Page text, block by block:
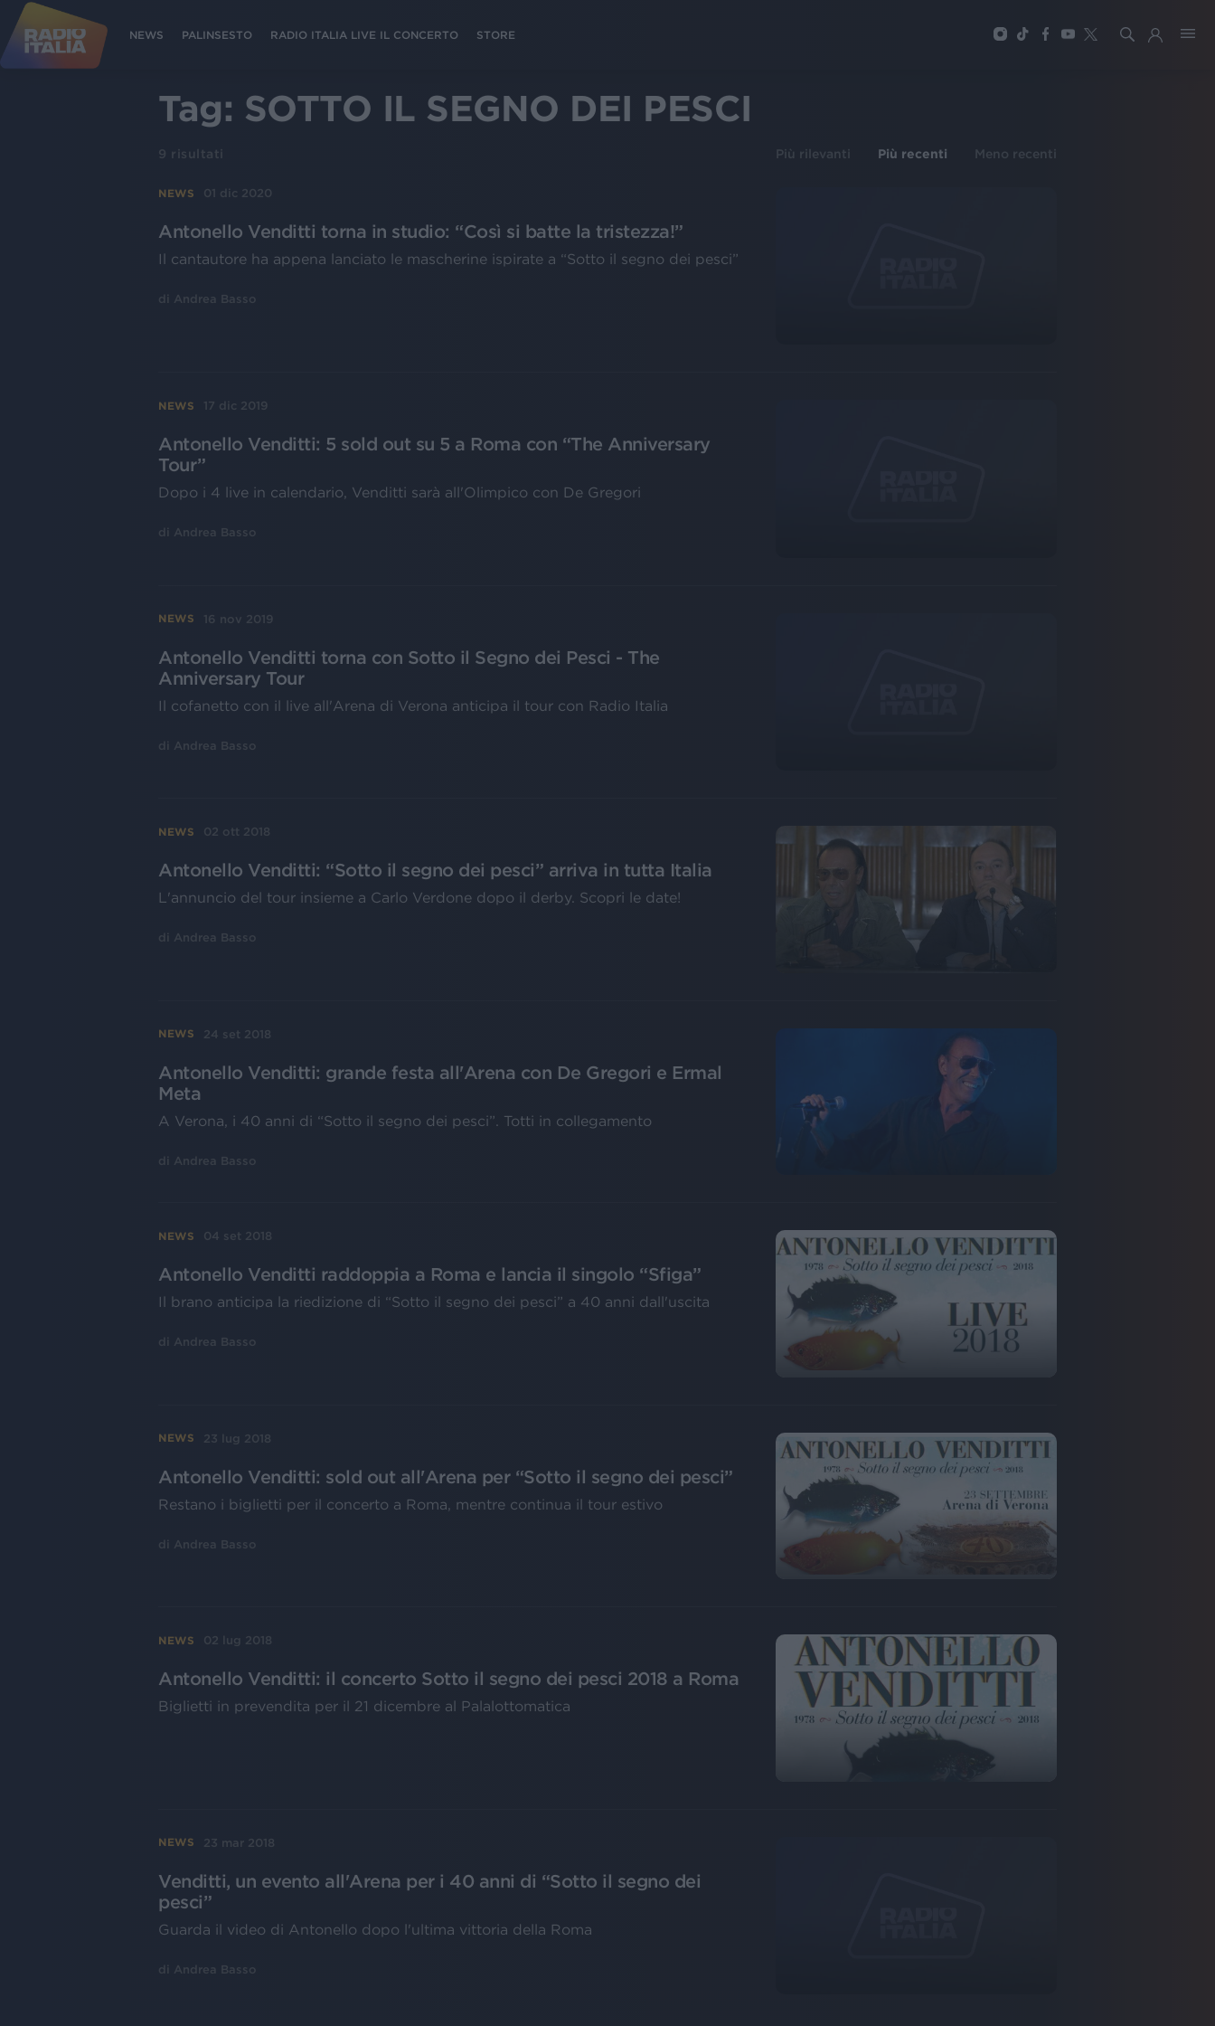
NEWS PALINSESTO RADIO ITALIA LIVE IL CONCERTO STORE
Tag: SOTTO IL SEGNO DEI PESCI
9 risultati Più rilevanti Più recenti Meno recenti
NEWS 01 dic 2020
Antonello Venditti torna in studio: “Così si batte la tristezza!”
Il cantautore ha appena lanciato le mascherine ispirate a “Sotto il segno dei pesci”
di Andrea Basso
NEWS 17 dic 2019
Antonello Venditti: 5 sold out su 5 a Roma con “The Anniversary
Tour”
Dopo i 4 live in calendario, Venditti sarà all'Olimpico con De Gregori
di Andrea Basso
NEWS 16 nov 2019
Antonello Venditti torna con Sotto il Segno dei Pesci - The
Anniversary Tour
Il cofanetto con il live all'Arena di Verona anticipa il tour con Radio Italia
di Andrea Basso
NEWS 02 ott 2018
Antonello Venditti: “Sotto il segno dei pesci” arriva in tutta Italia
L'annuncio del tour insieme a Carlo Verdone dopo il derby. Scopri le date!
di Andrea Basso
NEWS 24 set 2018
Antonello Venditti: grande festa all'Arena con De Gregori e Ermal
Meta
A Verona, i 40 anni di “Sotto il segno dei pesci”. Totti in collegamento
di Andrea Basso
NEWS 04 set 2018
Antonello Venditti raddoppia a Roma e lancia il singolo “Sfiga”
Il brano anticipa la riedizione di “Sotto il segno dei pesci” a 40 anni dall'uscita
di Andrea Basso
NEWS 23 lug 2018
Antonello Venditti: sold out all'Arena per “Sotto il segno dei pesci”
Restano i biglietti per il concerto a Roma, mentre continua il tour estivo
di Andrea Basso
NEWS 02 lug 2018
Antonello Venditti: il concerto Sotto il segno dei pesci 2018 a Roma
Biglietti in prevendita per il 21 dicembre al Palalottomatica
NEWS 23 mar 2018
Venditti, un evento all'Arena per i 40 anni di “Sotto il segno dei
pesci”
Guarda il video di Antonello dopo l'ultima vittoria della Roma
di Andrea Basso